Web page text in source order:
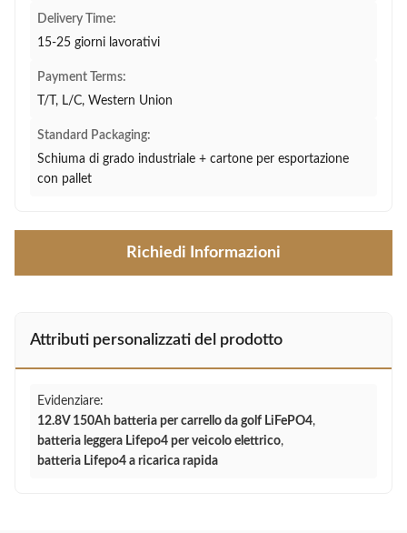
Delivery Time:
15-25 giorni lavorativi
Payment Terms:
T/T, L/C, Western Union
Standard Packaging:
Schiuma di grado industriale + cartone per esportazione
con pallet
Richiedi Informazioni
Attributi personalizzati del prodotto
Evidenziare:
12.8V 150Ah batteria per carrello da golf LiFePO4,
batteria leggera Lifepo4 per veicolo elettrico,
batteria Lifepo4 a ricarica rapida